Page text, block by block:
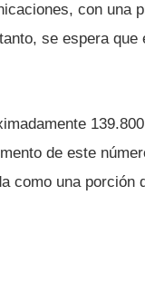
con una
se espera
de este
como una porción